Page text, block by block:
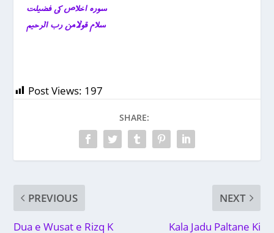
سورہ اخلاص کی فضیلت
سلام قولامن رب الرحیم
Post Views: 197
SHARE:
PREVIOUS
Dua e Wusat e Rizq K
NEXT
Kala Jadu Paltane Ki